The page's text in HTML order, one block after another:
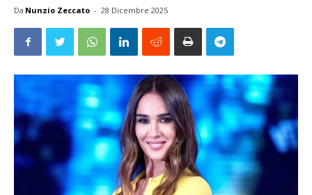
Da Nunzio Zeccato - 28 Dicembre 2025